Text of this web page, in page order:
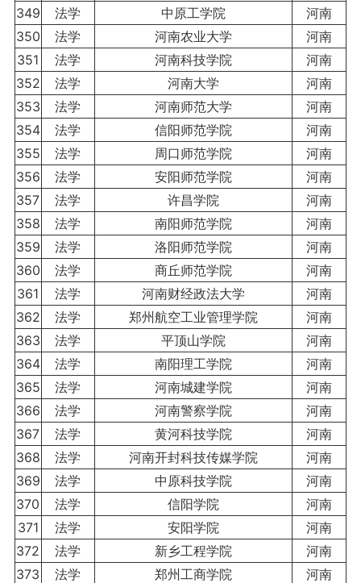
349
法学 中原工学院
河南
350
法学 河南农业大学
河南
351
法学 河南科技学院
河南
352
法学 河南大学
河南
353
法学 河南师范大学
河南
354
法学 信阳师范学院
河南
355
法学 周口师范学院
河南
356
法学 安阳师范学院
河南
357
法学 许昌学院
河南
358
法学 南阳师范学院
河南
359
法学 洛阳师范学院
河南
360
法学 商丘师范学院
河南
361
法学 河南财经政法大学
河南
362
法学 郑州航空工业管理学院
河南
363
法学 平顶山学院
河南
364
法学 南阳理工学院
河南
365
法学 河南城建学院
河南
366
法学 河南警察学院
河南
367
法学 黄河科技学院
河南
368
法学 河南开封科技传媒学院
河南
369
法学 中原科技学院
河南
370
法学 信阳学院
河南
371
法学 安阳学院
河南
372
法学 新乡工程学院
河南
373
法学 郑州工商学院
河南